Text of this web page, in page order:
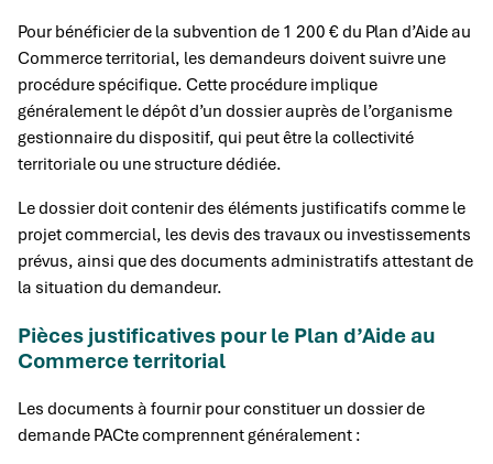
Pour bénéficier de la subvention de 1 200 € du Plan d’Aide au
Commerce territorial, les demandeurs doivent suivre une
procédure spécifique. Cette procédure implique
généralement le dépôt d’un dossier auprès de l’organisme
gestionnaire du dispositif, qui peut être la collectivité
territoriale ou une structure dédiée.
Le dossier doit contenir des éléments justificatifs comme le
projet commercial, les devis des travaux ou investissements
prévus, ainsi que des documents administratifs attestant de
la situation du demandeur.
Pièces justificatives pour le Plan d’Aide au
Commerce territorial
Les documents à fournir pour constituer un dossier de
demande PACte comprennent généralement :